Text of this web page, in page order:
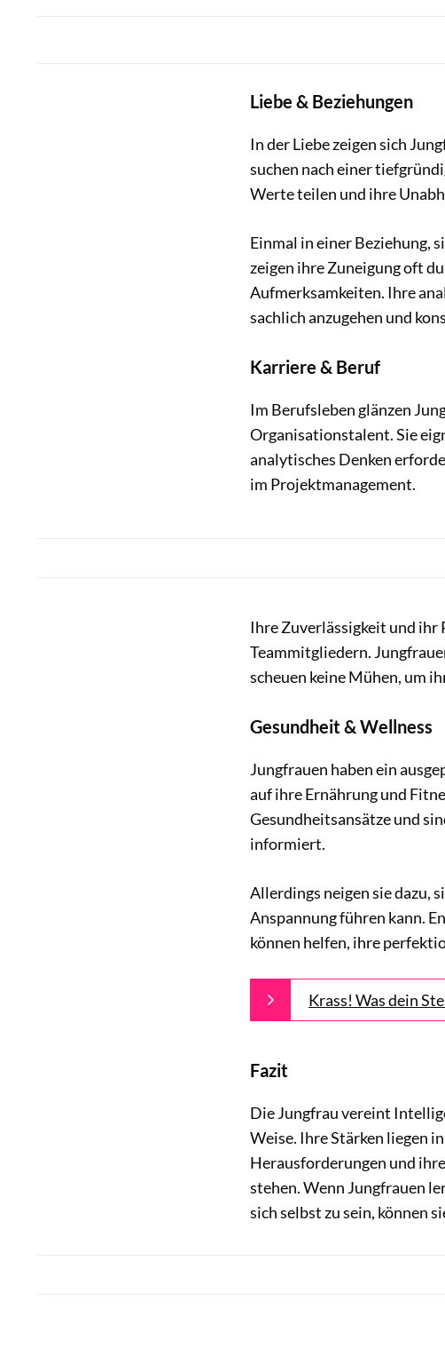
Liebe & Beziehungen
In der Liebe zeigen sich
suchen nach einer
Werte teilen und ihre
Einmal in einer Beziehung,
zeigen ihre Zuneigung oft
Aufmerksamkeiten. Ihre
sachlich anzugehen und
Karriere & Beruf
Im Berufsleben glänzen
Organisationstalent. Sie
analytisches Denken
im Projektmanagement.
Ihre Zuverlässigkeit und ihr
Teammitgliedern.
scheuen keine Mühen, um
Gesundheit & Wellness
Jungfrauen haben ein
auf ihre Ernährung und
Gesundheitsansätze und
informiert.
Allerdings neigen sie dazu,
Anspannung führen kann.
können helfen, ihre
Krass! Was dein
Fazit
Die Jungfrau vereint
Weise. Ihre Stärken liegen
Herausforderungen und
stehen. Wenn Jungfrauen
sich selbst zu sein, können